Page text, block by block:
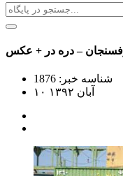
– دره در + عکس
شناسه خبر: 1876
۱۰ آبان ۱۳۹۲